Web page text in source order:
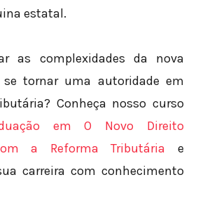
estatal.
as complexidades da nova
se tornar uma autoridade em
Conheça nosso curso
em O Novo Direito
a Reforma Tributária e
carreira com conhecimento